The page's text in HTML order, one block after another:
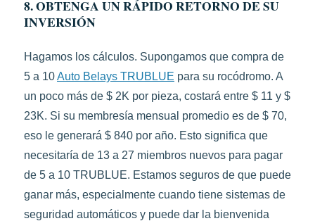
8. OBTENGA UN RÁPIDO RETORNO DE SU
INVERSIÓN
Hagamos los cálculos. Supongamos que compra de
5 a 10Auto Belays TRUBLUE para su rocódromo. A
un poco más de $ 2K por pieza, costará entre $ 11 y $
23K. Si su membresía mensual promedio es de $ 70,
eso le generará $ 840 por año. Esto significa que
necesitaría de 13 a 27 miembros nuevos para pagar
de 5 a 10 TRUBLUE. Estamos seguros de que puede
ganar más, especialmente cuando tiene sistemas de
seguridad automáticos y puede dar la bienvenida